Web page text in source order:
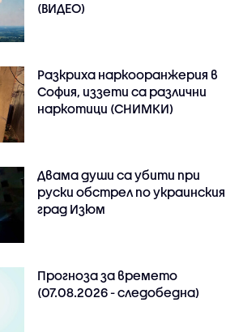
(ВИДЕО)
Разкриха наркооранжерия в
София, иззети са различни
наркотици (СНИМКИ)
Двама души са убити при
руски обстрeл по украинския
град Изюм
Прогноза за времето
(07.08.2026 - следобедна)